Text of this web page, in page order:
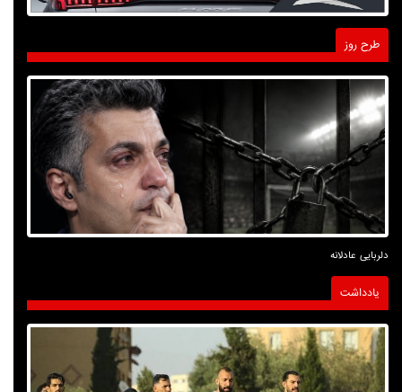
طرح روز
دلربایی عادلانه
یادداشت